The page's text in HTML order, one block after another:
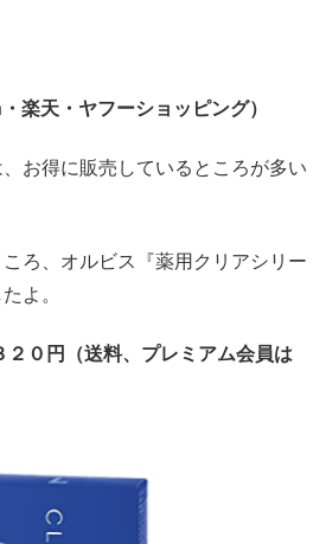
楽天・ヤフーショッピング）
お得に販売しているところが多い
ろ、オルビス『薬用クリアシリー
よ。
２０円（送料、プレミアム会員は